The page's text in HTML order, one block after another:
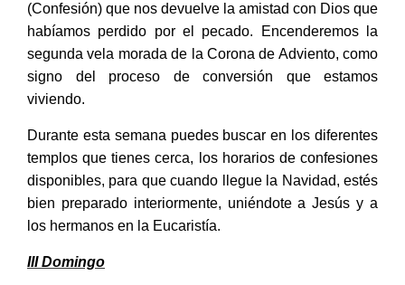
(Confesión) que nos devuelve la amistad con Dios que
habíamos perdido por el pecado. Encenderemos la
segunda vela morada de la Corona de Adviento, como
signo del proceso de conversión que estamos
viviendo.
Durante esta semana puedes buscar en los diferentes
templos que tienes cerca, los horarios de confesiones
disponibles, para que cuando llegue la Navidad, estés
bien preparado interiormente, uniéndote a Jesús y a
los hermanos en la Eucaristía.
III Domingo